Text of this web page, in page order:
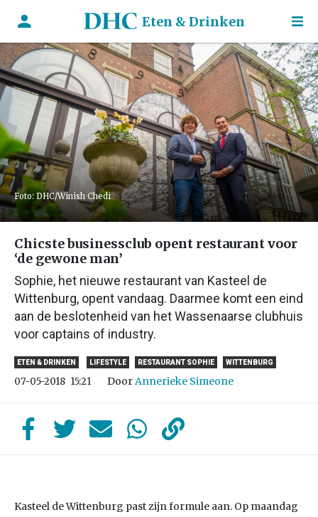
Eten & Drinken
Foto: DHC/Winish Chedi
Chicste businessclub opent restaurant voor
‘de gewone man’
Sophie, het nieuwe restaurant van Kasteel de
Wittenburg, opent vandaag. Daarmee komt een eind
aan de beslotenheid van het Wassenaarse clubhuis
voor captains of industry.
ETEN & DRINKEN LIFESTYLE RESTAURANT SOPHIE WITTENBURG
07-05-2018 15:21 DoorAnnerieke Simeone
Kasteel de Wittenburg past zijn formule aan. Op maandag